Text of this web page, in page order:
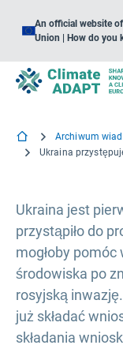
An official website
Union | How do you
Archiwum
Ukraina jest
przystąpiło do
mogłoby
środowiska po
rosyjską
już składać
składania